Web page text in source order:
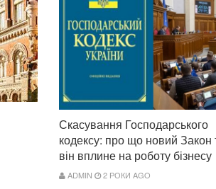
Скасування Господарського
кодексу: про що новий Закон
він вплине на роботу бізнесу
ADMIN 2 РОКИ AGO